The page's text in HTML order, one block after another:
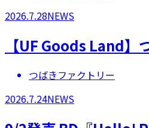
2026.7.28NEWS
【UF Goods Land
つばきファクトリー
2026.7.24NEWS